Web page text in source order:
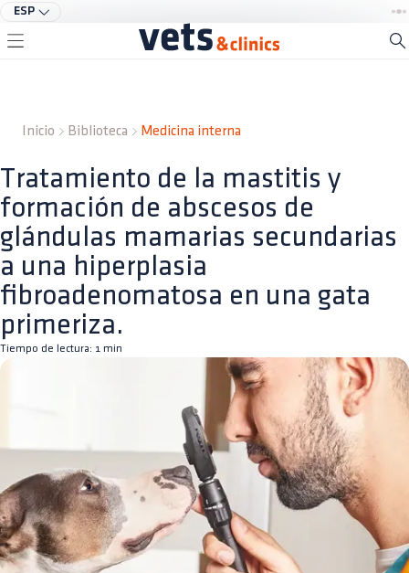
ESP
Inicio Biblioteca Medicina interna
Tratamiento de la mastitis y
formación de abscesos de
glándulas mamarias secundarias
a una hiperplasia
fibroadenomatosa en una gata
primeriza.
Tiempo de lectura: 1 min